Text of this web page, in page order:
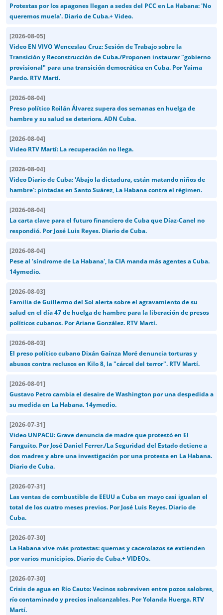
Protestas por los apagones llegan a sedes del PCC en La Habana: 'No
queremos muela'. Diario de Cuba.+ Video.
[2026-08-05]
Video EN VIVO Wenceslau Cruz: Sesión de Trabajo sobre la
Transición y Reconstrucción de Cuba./Proponen instaurar "gobierno
provisional" para una transición democrática en Cuba. Por Yaima
Pardo. RTV Martí.
[2026-08-04]
Preso político Roilán Álvarez supera dos semanas en huelga de
hambre y su salud se deteriora. ADN Cuba.
[2026-08-04]
Video RTV Martí: La recuperación no llega.
[2026-08-04]
Video Diario de Cuba: 'Abajo la dictadura, están matando niños de
hambre': pintadas en Santo Suárez, La Habana contra el régimen.
[2026-08-04]
La carta clave para el futuro financiero de Cuba que Díaz-Canel no
respondió. Por José Luis Reyes. Diario de Cuba.
[2026-08-04]
Pese al 'síndrome de La Habana', la CIA manda más agentes a Cuba.
14ymedio.
[2026-08-03]
Familia de Guillermo del Sol alerta sobre el agravamiento de su
salud en el día 47 de huelga de hambre para la liberación de presos
políticos cubanos. Por Ariane González. RTV Martí.
[2026-08-03]
El preso político cubano Dixán Gaínza Moré denuncia torturas y
abusos contra reclusos en Kilo 8, la "cárcel del terror". RTV Martí.
[2026-08-01]
Gustavo Petro cambia el desaire de Washington por una despedida a
su medida en La Habana. 14ymedio.
[2026-07-31]
Video UNPACU: Grave denuncia de madre que protestó en El
Fanguito. Por José Daniel Ferrer./La Seguridad del Estado detiene a
dos madres y abre una investigación por una protesta en La Habana.
Diario de Cuba.
[2026-07-31]
Las ventas de combustible de EEUU a Cuba en mayo casi igualan el
total de los cuatro meses previos. Por José Luis Reyes. Diario de
Cuba.
[2026-07-30]
La Habana vive más protestas: quemas y cacerolazos se extienden
por varios municipios. Diario de Cuba.+ VIDEOs.
[2026-07-30]
Crisis de agua en Río Cauto: Vecinos sobreviven entre pozos salobres,
río contaminado y precios inalcanzables. Por Yolanda Huerga. RTV
Martí.